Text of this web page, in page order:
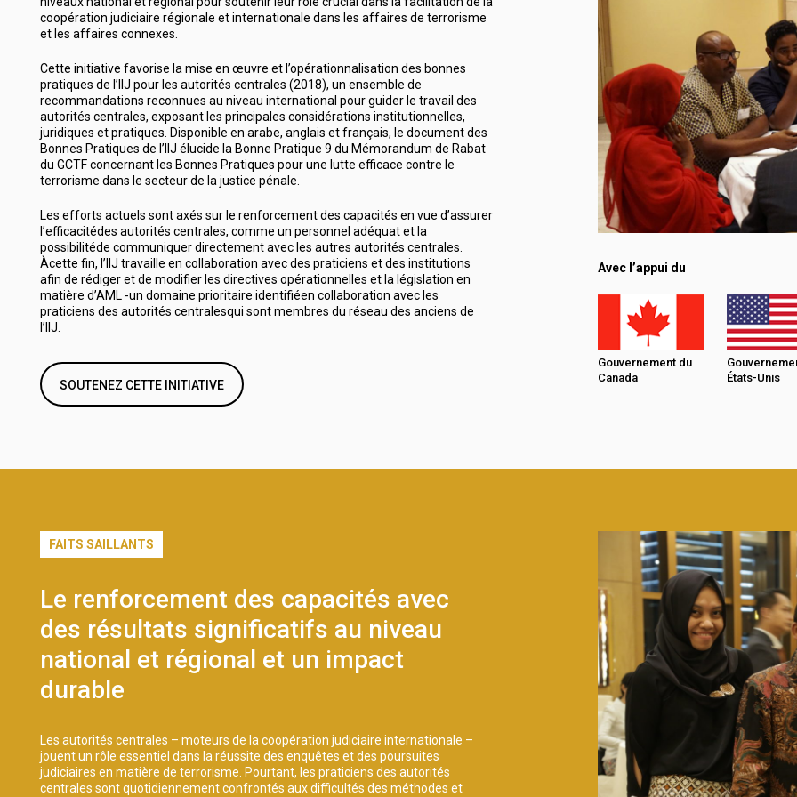
coopération judiciaire régionale et internationale dans les affaires de terrorisme
et les affaires connexes.
Cette initiative favorise la mise en œuvre et l’opérationnalisation des bonnes
pratiques de l’IIJ pour les autorités centrales (2018), un ensemble de
recommandations reconnues au niveau international pour guider le travail des
autorités centrales, exposant les principales considérations institutionnelles,
juridiques et pratiques. Disponible en arabe, anglais et français, le document des
Bonnes Pratiques de l’IIJ élucide la Bonne Pratique 9 du Mémorandum de Rabat
du GCTF concernant les Bonnes Pratiques pour une lutte efficace contre le
terrorisme dans le secteur de la justice pénale.
Les efforts actuels sont axés sur le renforcement des capacités en vue d’assurer
l’efficacitédes autorités centrales, comme un personnel adéquat et la
possibilitéde communiquer directement avec les autres autorités centrales.
Àcette fin, l’IIJ travaille en collaboration avec des praticiens et des institutions
afin de rédiger et de modifier les directives opérationnelles et la législation en
matière d’AML -un domaine prioritaire identifiéen collaboration avec les
praticiens des autorités centralesqui sont membres du réseau des anciens de
l’IIJ.
SOUTENEZ CETTE INITIATIVE
Avec l’appui du
Gouvernement du
Canada
États-Unis
FAITS SAILLANTS
Le renforcement des capacités avec
des résultats significatifs au niveau
national et régional et un impact
durable
Les autorités centrales – moteurs de la coopération judiciaire internationale –
jouent un rôle essentiel dans la réussite des enquêtes et des poursuites
judiciaires en matière de terrorisme. Pourtant, les praticiens des autorités
centrales sont quotidiennement confrontés aux difficultés des méthodes et